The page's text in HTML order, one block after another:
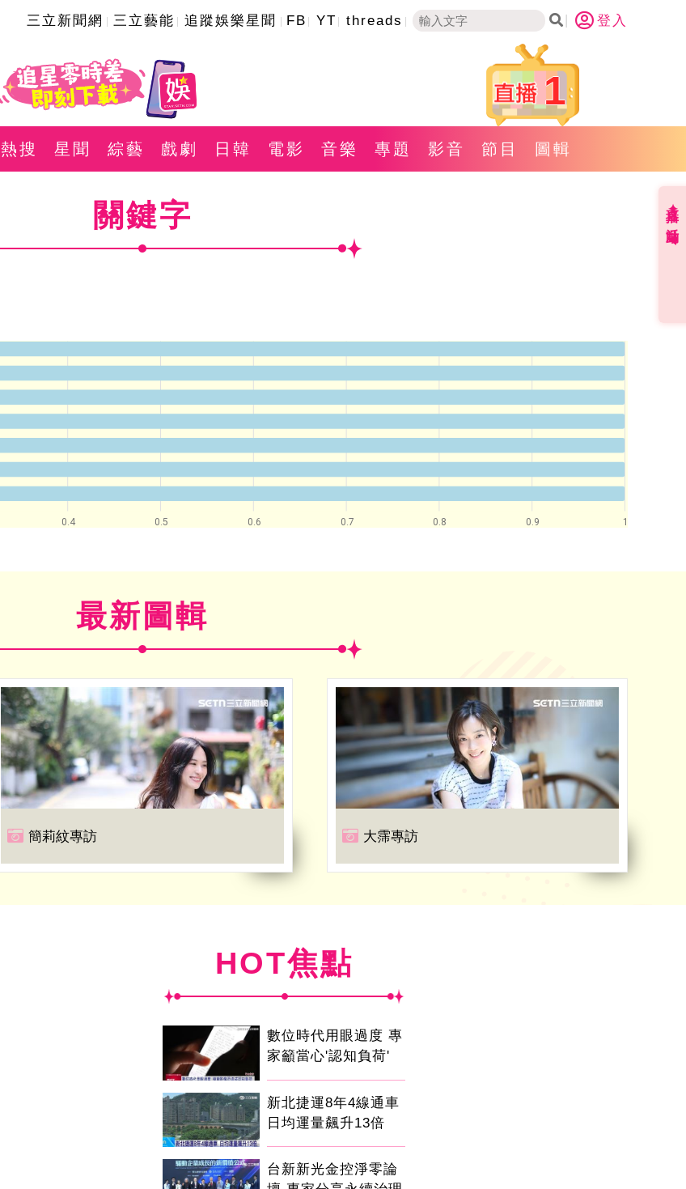
三立新聞網 三立藝能 追蹤娛樂星聞 FB YT threads 登入
1
熱搜 星聞 綜藝 戲劇 日韓 電影 音樂 專題 影音 節目 圖輯
關鍵字
0.4 0.5 0.6 0.7 0.8 0.9 1
最新圖輯
簡莉紋專訪 大霈專訪
HOT焦點
數位時代用眼過度 專
家籲當心'認知負荷'
新北捷運8年4線通車
日均運量飆升13倍
台新新光金控淨零論
直播✦活動